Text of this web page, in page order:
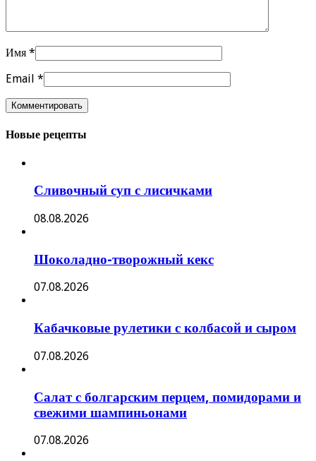
Имя *
Email *
Новые рецепты
Сливочный суп с лисичками
08.08.2026
Шоколадно-творожный кекс
07.08.2026
Кабачковые рулетики с колбасой и сыром
07.08.2026
Салат с болгарским перцем, помидорами и
свежими шампиньонами
07.08.2026